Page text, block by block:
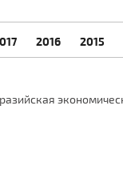
2016 2015